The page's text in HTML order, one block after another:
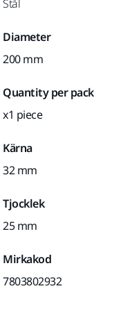
Stål
Diameter
200 mm
Quantity per pack
x1 piece
Kärna
32 mm
Tjocklek
25 mm
Mirkakod
7803802932